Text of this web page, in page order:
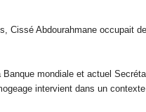
Cissé Abdourahmane occupait
mondiale et actuel
intervient dans un